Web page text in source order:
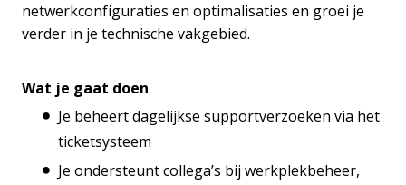
netwerkconfiguraties en optimalisaties en groei je
verder in je technische vakgebied.
Wat je gaat doen
Je beheert dagelijkse supportverzoeken via het
ticketsysteem
Je ondersteunt collega’s bij werkplekbeheer,